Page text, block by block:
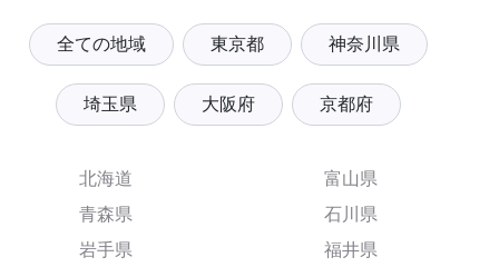
全ての地域 東京都 神奈川県
埼玉県 大阪府 京都府
北海道
青森県
岩手県
富山県
石川県
福井県